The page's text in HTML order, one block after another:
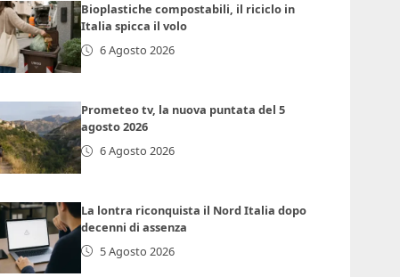
Bioplastiche compostabili, il riciclo in
Italia spicca il volo
6 Agosto 2026
Prometeo tv, la nuova puntata del 5
agosto 2026
6 Agosto 2026
La lontra riconquista il Nord Italia dopo
decenni di assenza
5 Agosto 2026